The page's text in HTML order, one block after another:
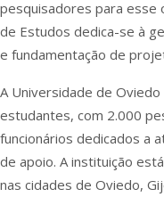
pesquisadores para esse
de Estudos dedica-se à
e fundamentação de
A Universidade de
estudantes, com 2.000
funcionários dedicados a
de apoio. A instituição
nas cidades de Oviedo,